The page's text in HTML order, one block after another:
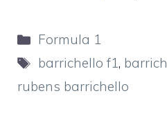
Categorie
Formula 1
Tag
barrichello f1,
rubens barrichello